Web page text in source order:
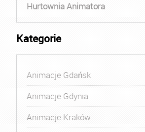
Hurtownia Animatora
Kategorie
Animacje Gdańsk
Animacje Gdynia
Animacje Kraków